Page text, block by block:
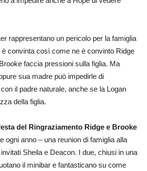
rappresentano un pericolo per la famiglia
è convinta così come ne è convinto Ridge
faccia pressioni sulla figlia. Ma
sua madre può impedirle di
il padre naturale, anche se la Logan
della figlia.
del Ringraziamento Ridge e Brooke
ogni anno – una reunion di famiglia alla
Sheila e Deacon. I due, chiusi in una
il minibar e fantasticano su come